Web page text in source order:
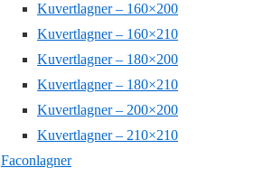
Kuvertlagner – 160×200
Kuvertlagner – 160×210
Kuvertlagner – 180×200
Kuvertlagner – 180×210
Kuvertlagner – 200×200
Kuvertlagner – 210×210
Faconlagner